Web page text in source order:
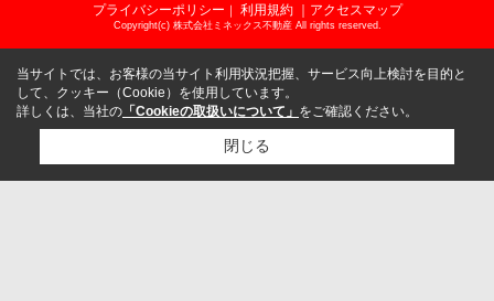
プライバシーポリシー ｜ 利用規約 ｜アクセスマップ
Copyright(c) 株式会社ミネックス不動産 All rights reserved.
当サイトでは、お客様の当サイト利用状況把握、サービス向上検討を目的と
して、クッキー（Cookie）を使用しています。
詳しくは、当社の 「Cookieの取扱いについて」 をご確認ください。
閉じる